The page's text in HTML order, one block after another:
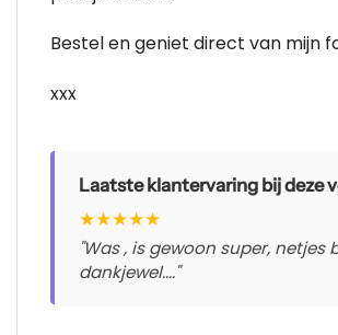
Bestel en geniet direct van mijn
xxx
Laatste klantervaring bij deze
★★★★★
"Was , is gewoon super, netjes
dankjewel...."